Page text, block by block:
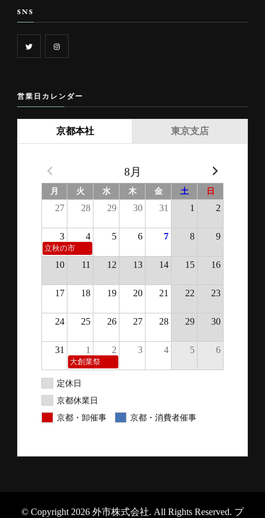
SNS
営業日カレンダー
京都本社
8月
月 火 水 木 金 土 日
27 28 29 30 31 1 2
3 4 5 6 7 8 9
立秋の市
10 11 12 13 14 15 16
17 18 19 20 21 22 23
24 25 26 27 28 29 30
31 1 2 3 4 5 6
大創業祭
定休日
京都休業日
京都・卸催事
京都・消費者催事
東京支店
© Copyright 2026 外市株式会社. All Rights Reserved. プ